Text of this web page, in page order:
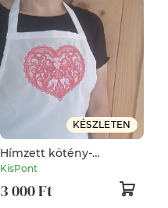
KÉSZLETEN
Hímzett kötény-
csipkeszív /fehér
KisPont
3 000 Ft